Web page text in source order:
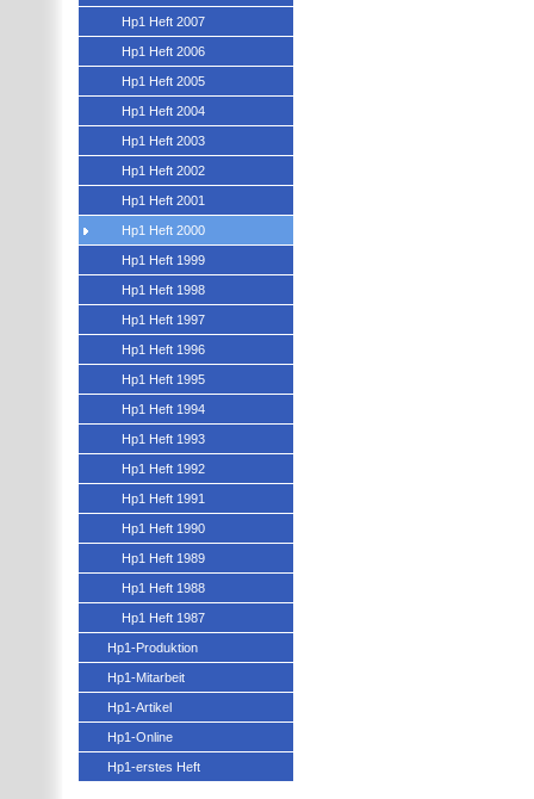
Hp1 Heft 2007
Hp1 Heft 2006
Hp1 Heft 2005
Hp1 Heft 2004
Hp1 Heft 2003
Hp1 Heft 2002
Hp1 Heft 2001
Hp1 Heft 2000
Hp1 Heft 1999
Hp1 Heft 1998
Hp1 Heft 1997
Hp1 Heft 1996
Hp1 Heft 1995
Hp1 Heft 1994
Hp1 Heft 1993
Hp1 Heft 1992
Hp1 Heft 1991
Hp1 Heft 1990
Hp1 Heft 1989
Hp1 Heft 1988
Hp1 Heft 1987
Hp1-Produktion
Hp1-Mitarbeit
Hp1-Artikel
Hp1-Online
Hp1-erstes Heft